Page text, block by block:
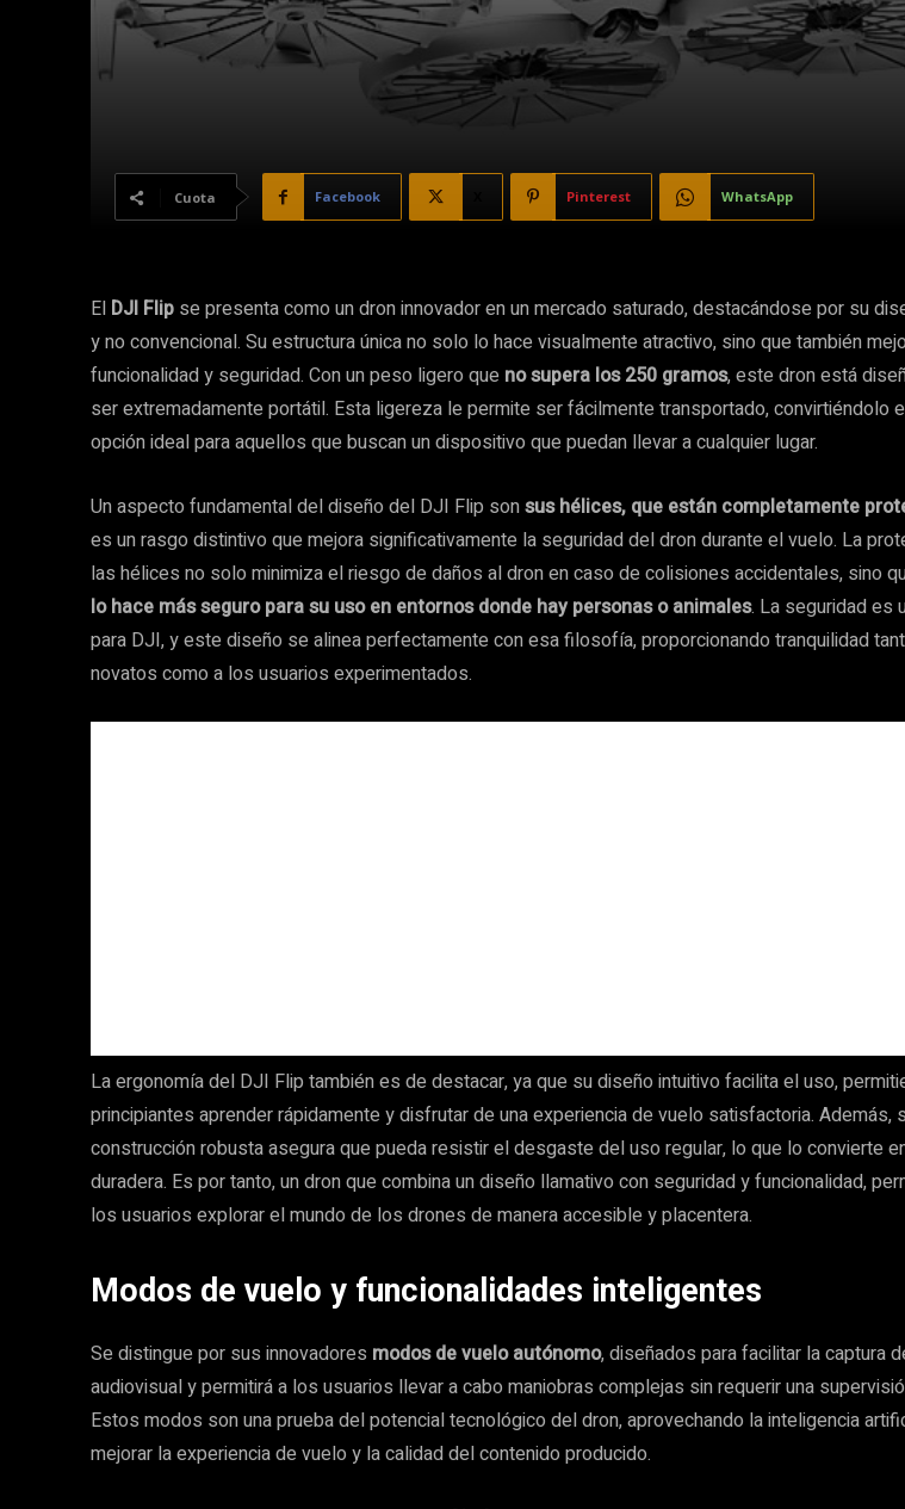
Cuota Facebook Pinterest WhatsApp
El DJI Flip se presenta como un dron innovador en un mercado saturado, destacándose por su
y no convencional. Su estructura única no solo lo hace visualmente atractivo, sino que también
funcionalidad y seguridad. Con un peso ligero que no supera los 250 gramos, este dron está
ser extremadamente portátil. Esta ligereza le permite ser fácilmente transportado, convirtiéndolo
opción ideal para aquellos que buscan un dispositivo que puedan llevar a cualquier lugar.
Un aspecto fundamental del diseño del DJI Flip sonsus hélices, que están completamente
es un rasgo distintivo que mejora significativamente la seguridad del dron durante el vuelo. La
las hélices no solo minimiza el riesgo de daños al dron en caso de colisiones accidentales, sino
lo hace más seguro para su uso en entornos donde hay personas o animales. La seguridad es
para DJI, y este diseño se alinea perfectamente con esa filosofía, proporcionando tranquilidad
novatos como a los usuarios experimentados.
La ergonomía del DJI Flip también es de destacar, ya que su diseño intuitivo facilita el uso,
principiantes aprender rápidamente y disfrutar de una experiencia de vuelo satisfactoria. Además,
construcción robusta asegura que pueda resistir el desgaste del uso regular, lo que lo convierte
duradera. Es por tanto, un dron que combina un diseño llamativo con seguridad y funcionalidad,
los usuarios explorar el mundo de los drones de manera accesible y placentera.
Modos de vuelo y funcionalidades inteligentes
Se distingue por sus innovadores modos de vuelo autónomo, diseñados para facilitar la captura
audiovisual y permitirá a los usuarios llevar a cabo maniobras complejas sin requerir una
Estos modos son una prueba del potencial tecnológico del dron, aprovechando la inteligencia
mejorar la experiencia de vuelo y la calidad del contenido producido.